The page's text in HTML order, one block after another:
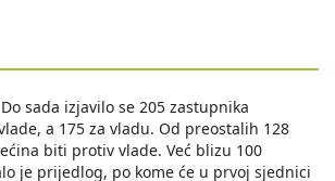
sada izjavilo se 205 zastupnika
a 175 za vladu. Od preostalih 128
biti protiv vlade. Već blizu 100
je prijedlog, po kome će u prvoj sjednici